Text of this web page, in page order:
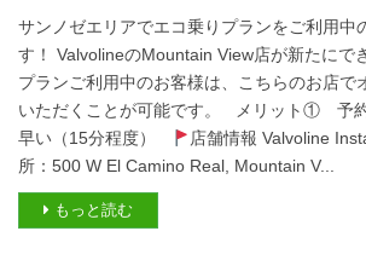
サンノゼエリアでエコ乗りプランをご利用中
す！ ValvolineのMountain View店が新たにで
プランご利用中のお客様は、こちらのお店で
いただくことが可能です。 メリット① 予
早い（15分程度）
店舗情報 Valvoline
所：500 W El Camino Real, Mountain V...
もっと読む